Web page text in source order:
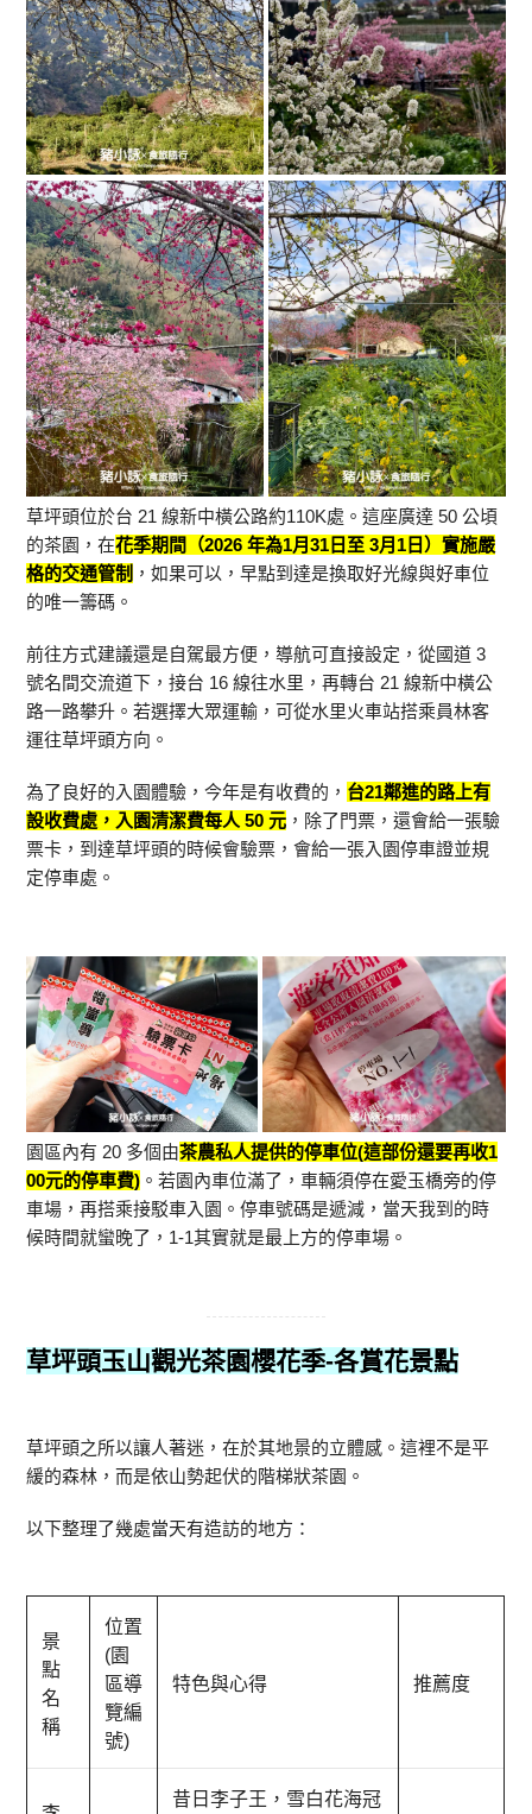
草坪頭位於台 21 線新中橫公路約110K處。這座廣達 50 公頃
的茶園，在花季期間（2026 年為1月31日至 3月1日）實施嚴
格的交通管制 ，如果可以，早點到達是換取好光線與好車位
的唯一籌碼。
前往方式建議還是自駕最方便，導航可直接設定，從國道 3
號名間交流道下，接台 16 線往水里，再轉台 21 線新中橫公
路一路攀升。若選擇大眾運輸，可從水里火車站搭乘員林客
運往草坪頭方向。
為了良好的入園體驗，今年是有收費的， 台21鄰進的路上有
設收費處，入園清潔費每人 50 元 ，除了門票，還會給一張驗
票卡，到達草坪頭的時候會驗票，會給一張入園停車證並規
定停車處。
園區內有 20 多個由茶農私人提供的停車位(這部份還要再收1
00元的停車費) 。若園內車位滿了，車輛須停在愛玉橋旁的停
車場，再搭乘接駁車入園。停車號碼是遞減，當天我到的時
候時間就蠻晚了，1-1其實就是最上方的停車場。
草坪頭玉山觀光茶園櫻花季-各賞花景點
草坪頭之所以讓人著迷，在於其地景的立體感。這裡不是平
緩的森林，而是依山勢起伏的階梯狀茶園。
以下整理了幾處當天有造訪的地方：
景
點
名
稱
位置
(園
區導
覽編
號)
特色與心得 推薦度
昔日李子王，雪白花海冠